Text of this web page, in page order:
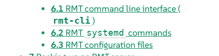
6.1 RMT command line interface (
rmt-cli )
6.2 RMT systemd commands
6.3 RMT configuration files